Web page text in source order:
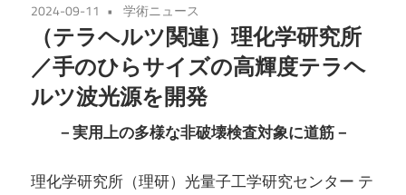
2024-09-11 学術ニュース
（テラヘルツ関連）理化学研究所
／手のひらサイズの高輝度テラヘ
ルツ波光源を開発
－実用上の多様な非破壊検査対象に道筋－
理化学研究所（理研）光量子工学研究センター テ